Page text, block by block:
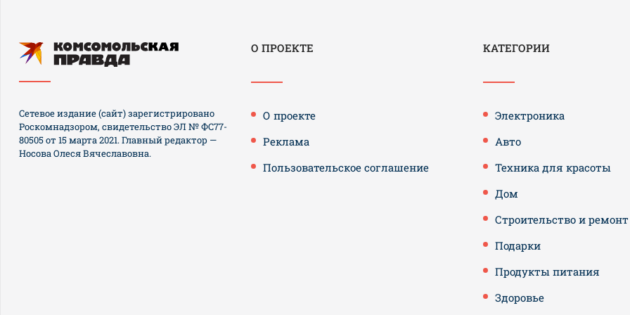
О ПРОЕКТЕ
О проекте
Реклама
Пользовательское соглашение
КАТЕГОРИИ
Электроника
Авто
Техника для красоты
Дом
Строительство и ремонт
Подарки
Продукты питания
Здоровье
Сетевое издание (сайт) зарегистрировано
Роскомнадзором, свидетельство ЭЛ № ФС77-
80505 от 15 марта 2021. Главный редактор —
Носова Олеся Вячеславовна.